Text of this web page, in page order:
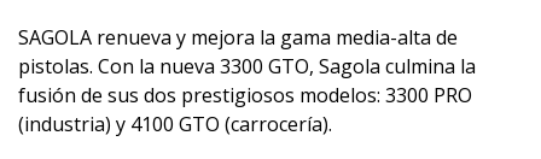
SAGOLA renueva y mejora la gama media-alta de
pistolas. Con la nueva 3300 GTO, Sagola culmina la
fusión de sus dos prestigiosos modelos: 3300 PRO
(industria) y 4100 GTO (carrocería).